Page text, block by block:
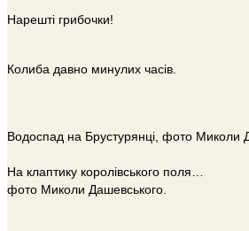
Нарешті грибочки!
Колиба давно минулих часів.
Водоспад на Брустурянці, фото Миколи
На клаптику королівського поля…
фото Миколи Дашевського.